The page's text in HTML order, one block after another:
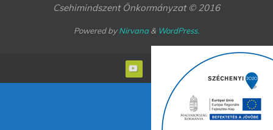
Csehimindszent Önkormányzat © 2016
Powered byNirvana& WordPress.